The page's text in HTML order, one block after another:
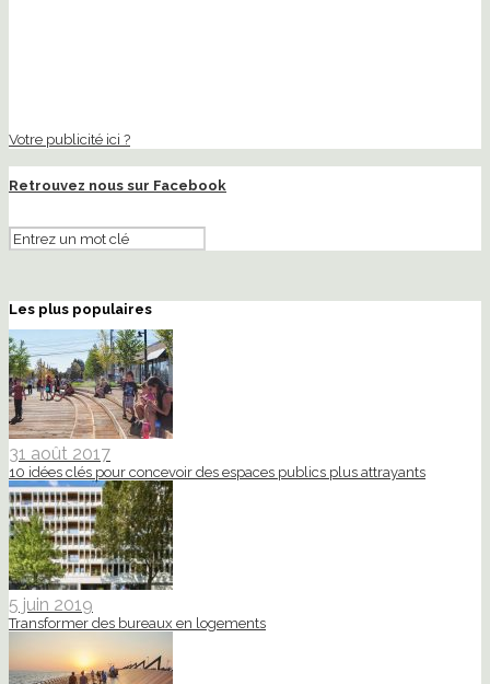
Votre publicité ici ?
Retrouvez nous sur Facebook
Les plus populaires
31 août 2017
10 idées clés pour concevoir des espaces publics plus attrayants
5 juin 2019
Transformer des bureaux en logements